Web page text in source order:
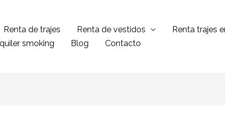
Renta de trajes Renta de vestidos Renta trajes
smoking Blog Contacto